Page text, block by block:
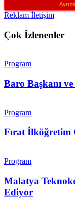
Reklam İletişim
Çok İzlenenler
Program
Baro Başkanı
Program
Fırat İlköğretim
Program
Malatya
Ediyor